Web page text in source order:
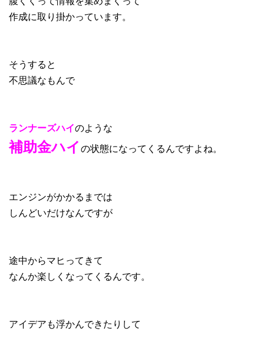
作成に取り掛かっています。
そうすると
不思議なもんで
ランナーズハイのような
補助金ハイの状態になってくるんですよね。
エンジンがかかるまでは
しんどいだけなんですが
途中からマヒってきて
なんか楽しくなってくるんです。
アイデアも浮かんできたりして